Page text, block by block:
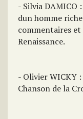
- Silvia DAMICO
dun homme
commentaires et
Renaissance.
- Olivier WICKY
Chanson de la